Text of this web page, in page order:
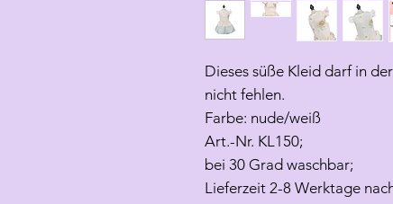
Dieses süße Kleid darf in
nicht fehlen.
Farbe: nude/weiß
Art.-Nr. KL150;
bei 30 Grad waschbar;
Lieferzeit 2-8 Werktage